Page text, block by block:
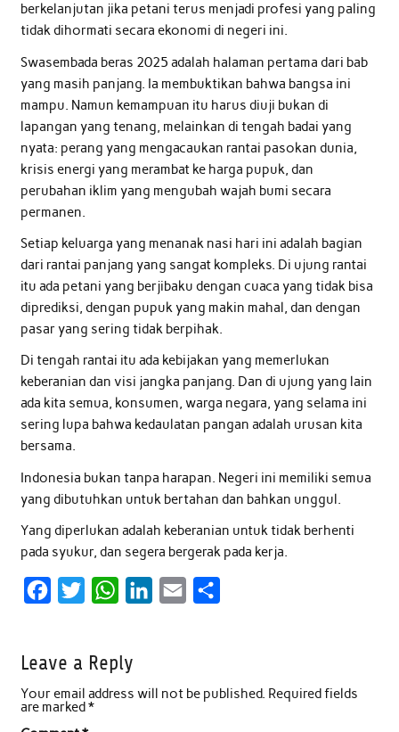
berkelanjutan jika petani terus menjadi profesi yang paling
tidak dihormati secara ekonomi di negeri ini.
Swasembada beras 2025 adalah halaman pertama dari bab
yang masih panjang. Ia membuktikan bahwa bangsa ini
mampu. Namun kemampuan itu harus diuji bukan di
lapangan yang tenang, melainkan di tengah badai yang
nyata: perang yang mengacaukan rantai pasokan dunia,
krisis energi yang merambat ke harga pupuk, dan
perubahan iklim yang mengubah wajah bumi secara
permanen.
Setiap keluarga yang menanak nasi hari ini adalah bagian
dari rantai panjang yang sangat kompleks. Di ujung rantai
itu ada petani yang berjibaku dengan cuaca yang tidak bisa
diprediksi, dengan pupuk yang makin mahal, dan dengan
pasar yang sering tidak berpihak.
Di tengah rantai itu ada kebijakan yang memerlukan
keberanian dan visi jangka panjang. Dan di ujung yang lain
ada kita semua, konsumen, warga negara, yang selama ini
sering lupa bahwa kedaulatan pangan adalah urusan kita
bersama.
Indonesia bukan tanpa harapan. Negeri ini memiliki semua
yang dibutuhkan untuk bertahan dan bahkan unggul.
Yang diperlukan adalah keberanian untuk tidak berhenti
pada syukur, dan segera bergerak pada kerja.
e
b
t
e
W
t
s
e
l
e
Leave a Reply
Your email address will not be published. Required fields
are marked*